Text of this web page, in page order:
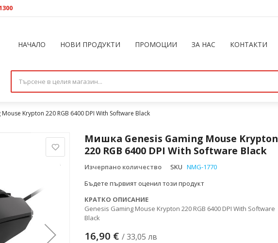
НАЧАЛО НОВИ ПРОДУКТИ ПРОМОЦИИ ЗА НАС КОНТАКТИ
Krypton 220 RGB 6400 DPI With Software Black
Мишка Genesis Gaming Mouse Krypton
220 RGB 6400 DPI With Software Black
Изчерпано количество SKU NMG-1770
Бъдете първият оценил този продукт
КРАТКО ОПИСАНИЕ
Genesis Gaming Mouse Krypton 220 RGB 6400 DPI With Software
Black
16,90 € / 33,05 лв